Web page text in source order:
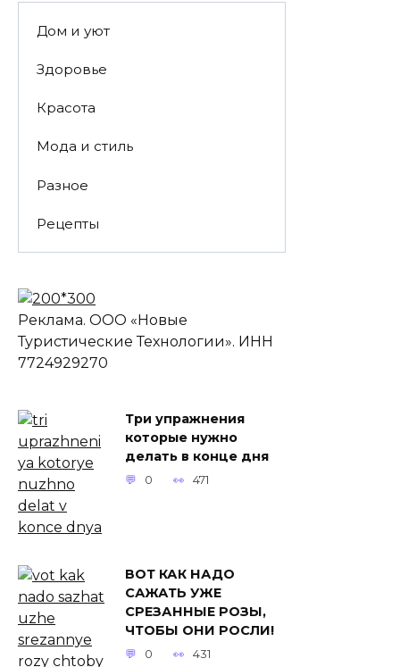
Дом и уют
Здоровье
Красота
Мода и стиль
Разное
Рецепты
Реклама. ООО «Новые
Туристические Технологии». ИНН
7724929270
Три упражнения
которые нужно
делать в конце дня
0 471
ВОТ КАК НАДО
САЖАТЬ УЖЕ
СРЕЗАННЫЕ РОЗЫ,
ЧТОБЫ ОНИ РОСЛИ!
0 431